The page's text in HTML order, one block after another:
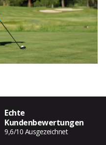
Echte
Kundenbewertungen
9,6/10 Ausgezeichnet